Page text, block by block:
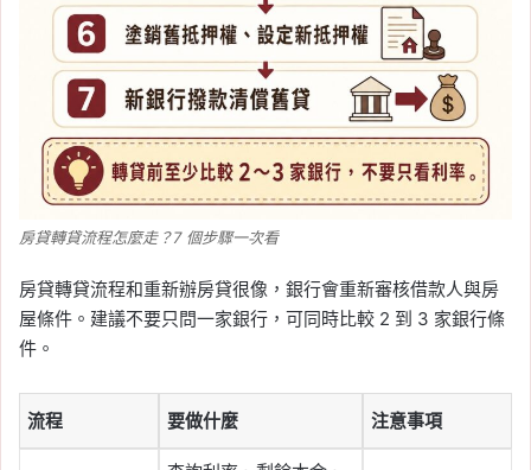
房貸轉貸流程怎麼走？7 個步驟一次看
房貸轉貸流程和重新辦房貸很像，銀行會重新審核借款人與房
屋條件。建議不要只問一家銀行，可同時比較 2 到 3 家銀行條
件。
流程 要做什麼 注意事項